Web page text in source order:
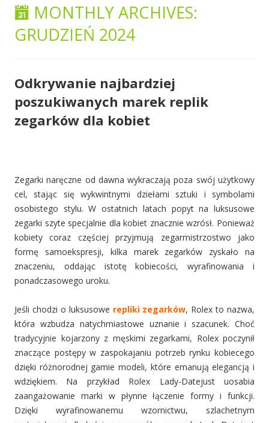
MONTHLY ARCHIVES:
GRUDZIEŃ 2024
Odkrywanie najbardziej
poszukiwanych marek replik
zegarków dla kobiet
Zegarki naręczne od dawna wykraczają poza swój użytkowy
cel, stając się wykwintnymi dziełami sztuki i symbolami
osobistego stylu. W ostatnich latach popyt na luksusowe
zegarki szyte specjalnie dla kobiet znacznie wzrósł. Ponieważ
kobiety coraz częściej przyjmują zegarmistrzostwo jako
formę samoekspresji, kilka marek zegarków zyskało na
znaczeniu, oddając istotę kobiecości, wyrafinowania i
ponadczasowego uroku.
Jeśli chodzi o luksusowe repliki zegarków, Rolex to nazwa,
która wzbudza natychmiastowe uznanie i szacunek. Choć
tradycyjnie kojarzony z męskimi zegarkami, Rolex poczynił
znaczące postępy w zaspokajaniu potrzeb rynku kobiecego
dzięki różnorodnej gamie modeli, które emanują elegancją i
wdziękiem. Na przykład Rolex Lady-Datejust uosabia
zaangażowanie marki w płynne łączenie formy i funkcji.
Dzięki wyrafinowanemu wzornictwu, szlachetnym